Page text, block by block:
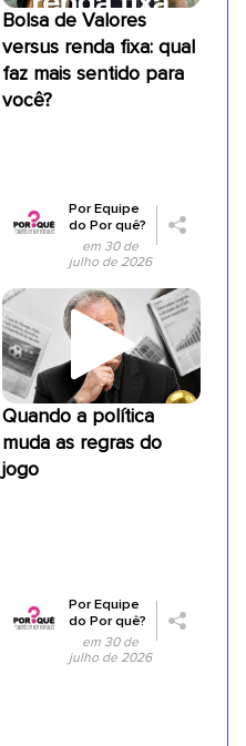
Bolsa de Valores
versus renda fixa: qual
faz mais sentido para
você?
PorEquipe
do Por quê?
em 30 de
julho de 2026
Quando a política
muda as regras do
jogo
PorEquipe
do Por quê?
em 30 de
julho de 2026